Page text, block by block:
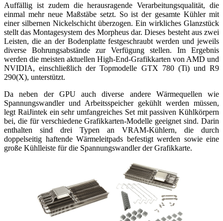
Auffällig ist zudem die herausragende Verarbeitungsqualität, die
einmal mehr neue Maßstäbe setzt. So ist der gesamte Kühler mit
einer silbernen Nickelschicht überzogen. Ein wirkliches Glanzstück
stellt das Montagesystem des Morpheus dar. Dieses besteht aus zwei
Leisten, die an der Bodenplatte festgeschraubt werden und jeweils
diverse Bohrungsabstände zur Verfügung stellen. Im Ergebnis
werden die meisten aktuellen High-End-Grafikkarten von AMD und
NVIDIA, einschließlich der Topmodelle GTX 780 (Ti) und R9
290(X), unterstützt.
Da neben der GPU auch diverse andere Wärmequellen wie
Spannungswandler und Arbeitsspeicher gekühlt werden müssen,
legt RaiJintek ein sehr umfangreiches Set mit passiven Kühlkörpern
bei, die für verschiedene Grafikkarten-Modelle geeignet sind. Darin
enthalten sind drei Typen an VRAM-Kühlern, die durch
doppelseitig haftende Wärmeleitpads befestigt werden sowie eine
große Kühlleiste für die Spannungswandler der Grafikkarte.